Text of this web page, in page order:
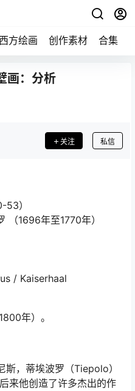
西方绘画 创作素材 合集
画：分析
关注 私信
53）
（1696年至1770年）
/ Kaiserhaal
年）。
，蒂埃波罗（Tiepolo）
来他创造了许多杰出的作